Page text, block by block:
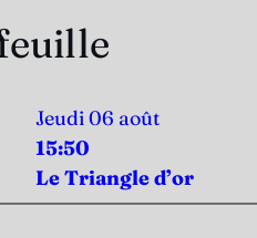
Jeudi 06 août
15:50
Le Triangle d’or